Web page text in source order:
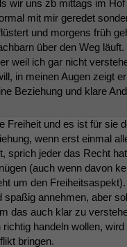
wir uns zb mittags im
mit mir geredet
und morgens früh
über den Weg läuft.
weil ich gar nicht
in meinen Augen zeigt
Beziehung und klare
Freiheit und es ist für sie
wenn erst einmal
sprich jeder das Recht
(auch wenn davon
um den
spaßig annehmen, aber
das auch klar zu
handeln wollen,
bringen.